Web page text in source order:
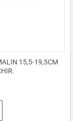
15,5-19,5CM